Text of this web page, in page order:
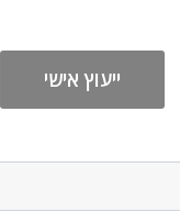
ייעוץ אישי